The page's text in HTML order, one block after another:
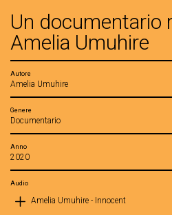
Un documentario
Amelia Umuhire
Autore
Amelia Umuhire
Genere
Documentario
Anno
2020
Audio
Amelia Umuhire - Innocent